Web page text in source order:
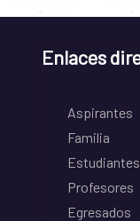
Enlaces
Aspirantes
Familia
Estudiantes
Profesores
Egresados